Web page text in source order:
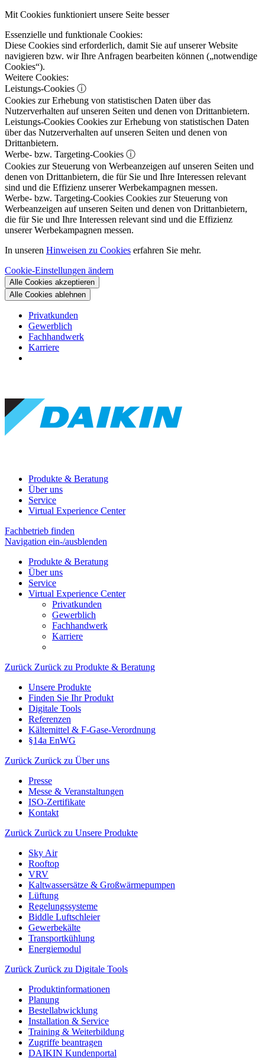
Mit Cookies funktioniert unsere Seite besser
Essenzielle und funktionale Cookies:
Diese Cookies sind erforderlich, damit Sie auf unserer Website
navigieren bzw. wir Ihre Anfragen bearbeiten können („notwendige
Cookies“).
Weitere Cookies:
Leistungs-Cookies ⓘ
Cookies zur Erhebung von statistischen Daten über das
Nutzerverhalten auf unseren Seiten und denen von Drittanbietern.
Leistungs-Cookies Cookies zur Erhebung von statistischen Daten
über das Nutzerverhalten auf unseren Seiten und denen von
Drittanbietern.
Werbe- bzw. Targeting-Cookies ⓘ
Cookies zur Steuerung von Werbeanzeigen auf unseren Seiten und
denen von Drittanbietern, die für Sie und Ihre Interessen relevant
sind und die Effizienz unserer Werbekampagnen messen.
Werbe- bzw. Targeting-Cookies Cookies zur Steuerung von
Werbeanzeigen auf unseren Seiten und denen von Drittanbietern,
die für Sie und Ihre Interessen relevant sind und die Effizienz
unserer Werbekampagnen messen.
In unseren Hinweisen zu Cookies erfahren Sie mehr.
Cookie-Einstellungen ändern
Alle Cookies akzeptieren
Alle Cookies ablehnen
Privatkunden
Gewerblich
Fachhandwerk
Karriere
Produkte & Beratung
Über uns
Service
Virtual Experience Center
Fachbetrieb finden
Navigation ein-/ausblenden
Produkte & Beratung
Über uns
Service
Virtual Experience Center
Privatkunden
Gewerblich
Fachhandwerk
Karriere
Zurück Zurück zu Produkte & Beratung
Unsere Produkte
Finden Sie Ihr Produkt
Digitale Tools
Referenzen
Kältemittel & F-Gase-Verordnung
§14a EnWG
Zurück Zurück zu Über uns
Presse
Messe & Veranstaltungen
ISO-Zertifikate
Kontakt
Zurück Zurück zu Unsere Produkte
Sky Air
Rooftop
VRV
Kaltwassersätze & Großwärmepumpen
Lüftung
Regelungssysteme
Biddle Luftschleier
Gewerbekälte
Transportkühlung
Energiemodul
Zurück Zurück zu Digitale Tools
Produktinformationen
Planung
Bestellabwicklung
Installation & Service
Training & Weiterbildung
Zugriffe beantragen
DAIKIN Kundenportal